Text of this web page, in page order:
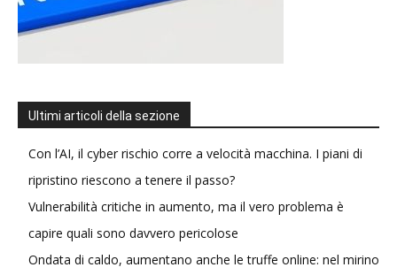
Ultimi articoli della sezione
Con l’AI, il cyber rischio corre a velocità macchina. I piani di
ripristino riescono a tenere il passo?
Vulnerabilità critiche in aumento, ma il vero problema è
capire quali sono davvero pericolose
Ondata di caldo, aumentano anche le truffe online: nel mirino